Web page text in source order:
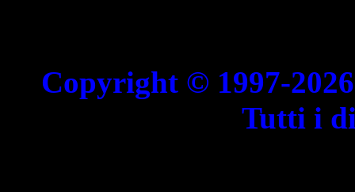
Copyright © 1997-
Tutti i